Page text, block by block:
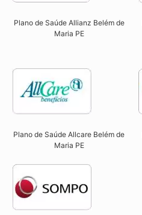
Plano de Saúde Allianz Belém de
Maria PE​
Plano de Saúde Allcare Belém de
Maria PE​